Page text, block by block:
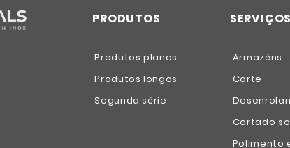
PRODUTOS
Produtos planos
Produtos longos
Segunda série
SERVIÇOS
Armazéns
Corte
Cortado